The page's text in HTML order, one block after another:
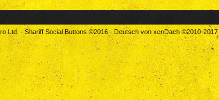
Ltd.-Shariff Social Buttons ©2016-Deutsch von xenDach©2010-2017